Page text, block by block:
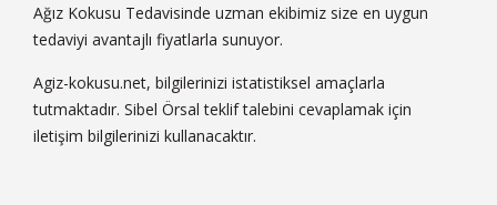
Ağız Kokusu Tedavisinde uzman ekibimiz size en uygun
tedaviyi avantajlı fiyatlarla sunuyor.
Agiz-kokusu.net, bilgilerinizi istatistiksel amaçlarla
tutmaktadır. Sibel Örsal teklif talebini cevaplamak için
iletişim bilgilerinizi kullanacaktır.